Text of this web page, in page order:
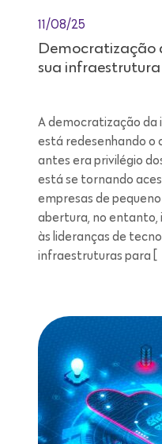
11/08/25
Democratização
sua
A democratização da
está redesenhando o
antes era privilégio
está se tornando
empresas de
abertura, no entanto,
às lideranças de
infraestruturas para […]